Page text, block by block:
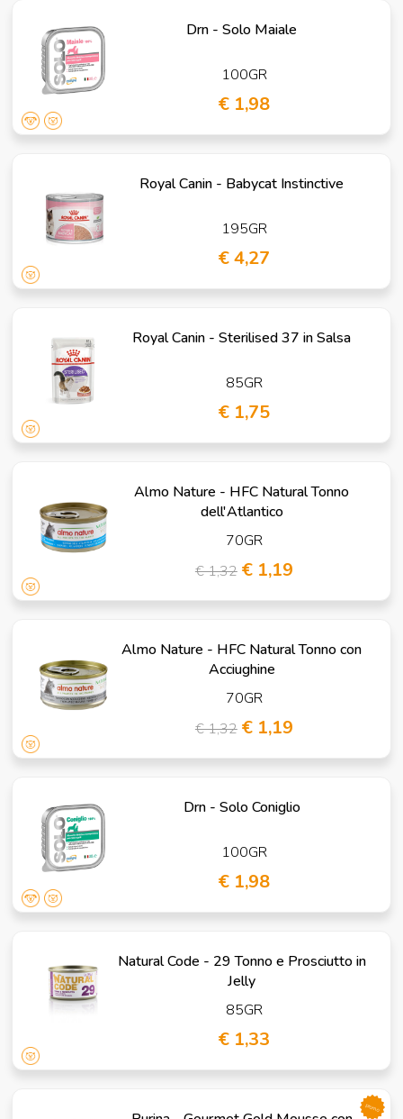
Drn - Solo Maiale
100GR
€ 1,98
Royal Canin - Babycat Instinctive
195GR
€ 4,27
Royal Canin - Sterilised 37 in Salsa
85GR
€ 1,75
Almo Nature - HFC Natural Tonno
dell'Atlantico
70GR
€ 1,32 € 1,19
Almo Nature - HFC Natural Tonno con
Acciughine
70GR
€ 1,32 € 1,19
Drn - Solo Coniglio
100GR
€ 1,98
Natural Code - 29 Tonno e Prosciutto in
Jelly
85GR
€ 1,33
promo